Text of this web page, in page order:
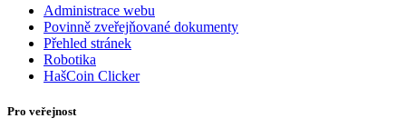
Administrace webu
Povinně zveřejňované dokumenty
Přehled stránek
Robotika
HašCoin Clicker
Pro veřejnost